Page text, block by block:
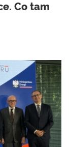
Co tam